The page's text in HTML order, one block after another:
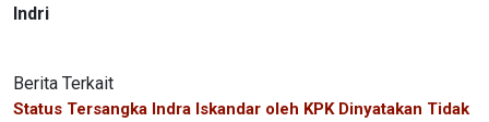
Indri
Berita Terkait
Status Tersangka Indra Iskandar oleh KPK Dinyatakan Tidak